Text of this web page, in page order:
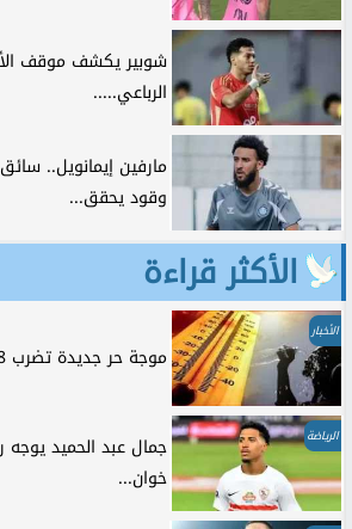
شوبير يكشف موقف
الرباعي.....
مارفين إيمانويل..
وقود يحقق...
الأكثر قراءة
الأخبار
موجة حر جديدة تضرب 8 دول عربية.. هل...
الرياضة
جمال عبد الحميد
خوان...